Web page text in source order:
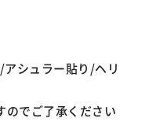
シュラー貼り/ヘリ
のでご了承ください